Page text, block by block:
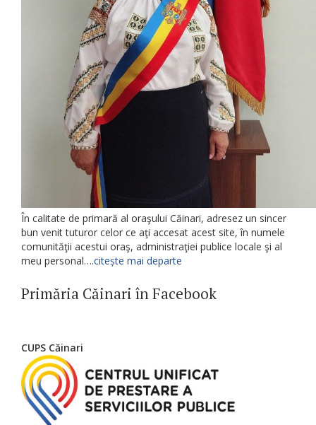
În calitate de primară al oraşului Căinari, adresez un sincer
bun venit tuturor celor ce aţi accesat acest site, în numele
comunităţii acestui oraş, administraţiei publice locale şi al
meu personal….citește mai departe
Primăria Căinari în Facebook
CUPS Căinari